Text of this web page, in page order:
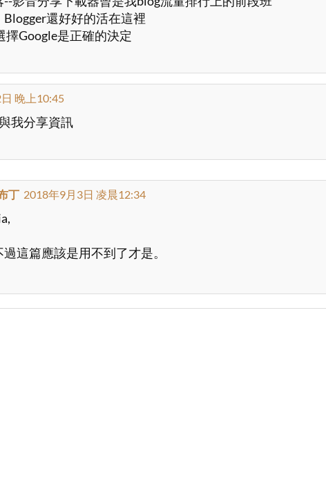
Helvetica, sans-serif;
#outputID_yvd div.content a.downloader,
#outputID_yvd div.content a.win,
#outputID_yvd div.content span.title-copy
gray; padding: 2px; font-size:
還好好的活在這裡
Google是正確的決定
晚上10:45
我分享資訊
丁 2018年9月3日 凌晨12:34
這篇應該是用不到了才是。